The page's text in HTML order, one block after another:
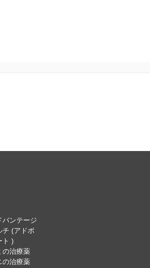
バンテージ
チ (アドボ
ト )
の治療薬
の治療薬